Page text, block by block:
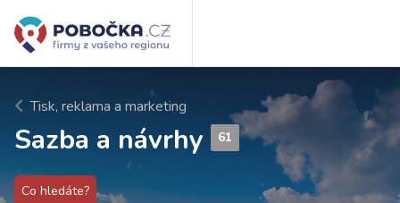
Tisk, reklama a marketing
Sazba a návrhy 61
Co hledáte?